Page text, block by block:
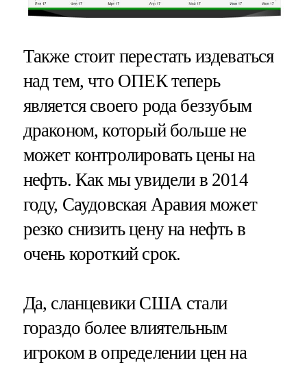
Также стоит перестать издеваться
над тем, что ОПЕК теперь
является своего рода беззубым
драконом, который больше не
может контролировать цены на
нефть. Как мы увидели в 2014
году, Саудовская Аравия может
резко снизить цену на нефть в
очень короткий срок.
Да, сланцевики США стали
гораздо более влиятельным
игроком в определении цен на